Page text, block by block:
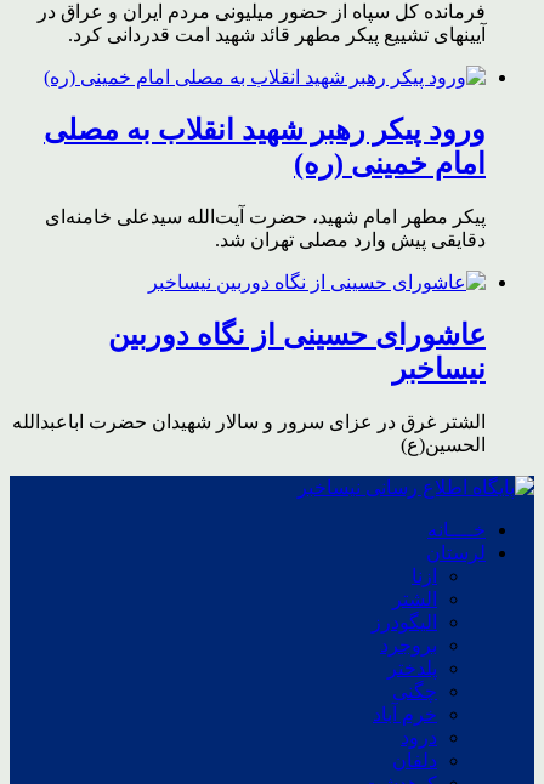
فرمانده کل سپاه از حضور میلیونی مردم ایران و عراق در
آیینهای تشییع پیکر مطهر قائد شهید امت قدردانی کرد.
ورود پیکر رهبر شهید انقلاب به مصلی
امام خمینی (ره)
پیکر مطهر امام شهید،‌ حضرت آیت‌الله سیدعلی خامنه‌ای
دقایقی پیش وارد مصلی تهران شد.
عاشورای حسینی از نگاه دوربین
نیساخبر
الشتر غرق در عزای سرور و سالار شهیدان حضرت اباعبدالله
الحسین(ع)
خــــانه
لرستان
ازنا
الشتر
الیگودرز
بروجرد
پلدختر
چگنی
خرم آباد
درود
دلفان